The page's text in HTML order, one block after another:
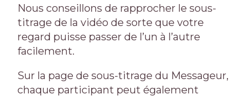
Nous conseillons de rapprocher le sous-
titrage de la vidéo de sorte que votre
regard puisse passer de l’un à l’autre
facilement.
Sur la page de sous-titrage du Messageur,
chaque participant peut également